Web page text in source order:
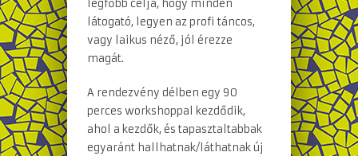
legfőbb célja, hogy minden
látogató, legyen az profi táncos,
vagy laikus néző, jól érezze
magát.
A rendezvény délben egy 90
perces workshoppal kezdődik,
ahol a kezdők, és tapasztaltabbak
egyaránt hallhatnak/láthatnak új